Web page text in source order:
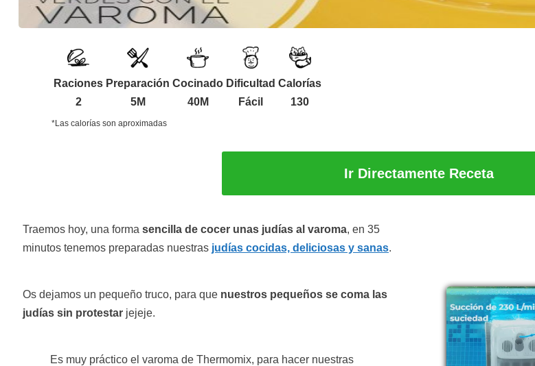
Raciones
2
Preparación
5M
Cocinado
40M
Dificultad
Fácil
Calorías
130
*Las calorías son aproximadas
Ir Directamente Receta
Traemos hoy, una forma sencilla de cocer unas judías al varoma, en 35
minutos tenemos preparadas nuestras judías cocidas, deliciosas y sanas.
Os dejamos un pequeño truco, para que nuestros pequeños se coma las
judías sin protestar jejeje.
Es muy práctico el varoma de Thermomix, para hacer nuestras